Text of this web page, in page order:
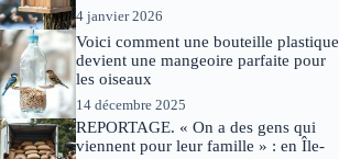
4 janvier 2026
Voici comment une bouteille plastique
devient une mangeoire parfaite pour
les oiseaux
14 décembre 2025
REPORTAGE. « On a des gens qui
viennent pour leur famille » : en Île-